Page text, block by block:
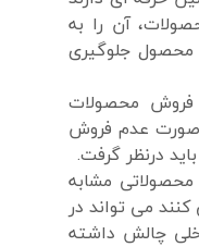
آن را به
محصول جلوگیری
فروش محصولات
صورت عدم فروش
درنظر گرفت.
مشابه
می تواند در
چالش داشته